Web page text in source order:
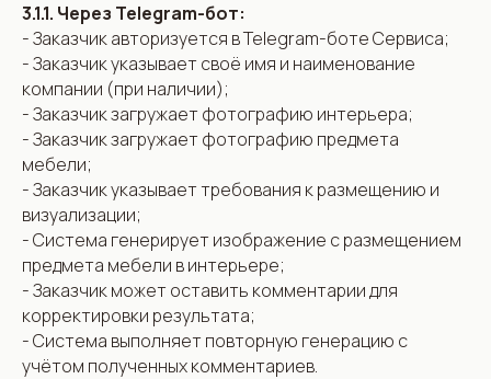
3.1.1. Через Telegram-бот:
- Заказчик авторизуется в Telegram-боте Сервиса;
- Заказчик указывает своё имя и наименование
компании (при наличии);
- Заказчик загружает фотографию интерьера;
- Заказчик загружает фотографию предмета
мебели;
- Заказчик указывает требования к размещению и
визуализации;
- Система генерирует изображение с размещением
предмета мебели в интерьере;
- Заказчик может оставить комментарии для
корректировки результата;
- Система выполняет повторную генерацию с
учётом полученных комментариев.